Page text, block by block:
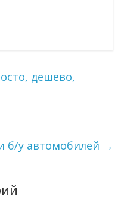
дешево,
б/у автомобилей →